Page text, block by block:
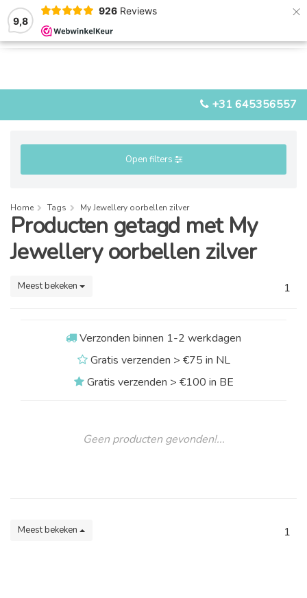
9,8
926 Reviews ×
+31 645356557
MENU
Open filters
Home Tags My Jewellery oorbellen zilver
Producten getagd met My
Jewellery oorbellen zilver
Meest bekeken 1
Verzonden binnen 1-2 werkdagen
Gratis verzenden > €75 in NL
Gratis verzenden > €100 in BE
Geen producten gevonden!...
Meest bekeken 1